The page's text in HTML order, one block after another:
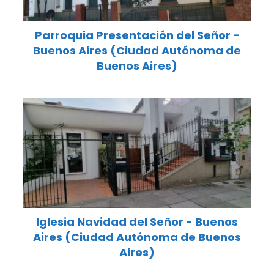
Parroquia Presentación del Señor -
Buenos Aires (Ciudad Autónoma de
Buenos Aires)
Iglesia Navidad del Señor - Buenos
Aires (Ciudad Autónoma de Buenos
Aires)